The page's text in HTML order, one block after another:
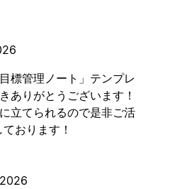
標管理ノート」テンプレ
ありがとうございます！
立てられるので是非ご活
おります！